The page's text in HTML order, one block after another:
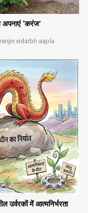
‘करंज’
vidarbh aapla
उर्वरकों में आत्मनिर्भरता